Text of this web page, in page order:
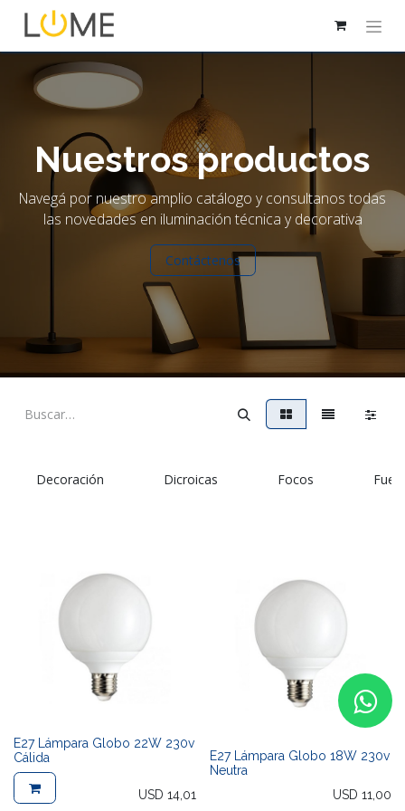
Nuestros productos
Navegá por nuestro amplio catálogo y consultanos todas
las novedades en iluminación técnica y decorativa
Contáctenos
Decoración Dicroicas Focos
E27 Lámpara Globo 22W 230v
Cálida
USD 14,01
E27 Lámpara Globo 18W 230v
Neutra
USD 11,00